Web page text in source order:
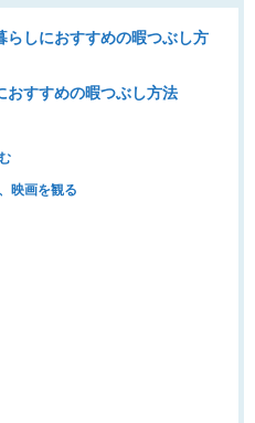
らしにおすすめの暇つぶし方
おすすめの暇つぶし方法
映画を観る